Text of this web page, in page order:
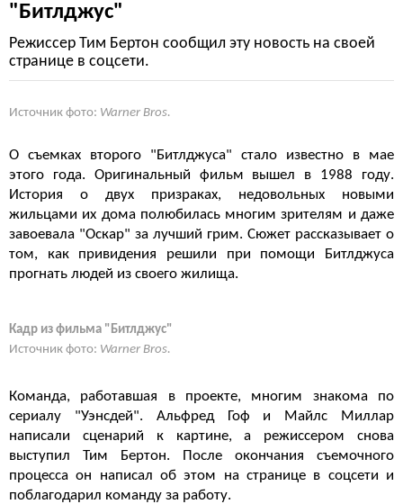
"Битлджус"
Режиссер Тим Бертон сообщил эту новость на своей
странице в соцсети.
Источник фото: Warner Bros.
О съемках второго "Битлджуса" стало известно в мае
этого года. Оригинальный фильм вышел в 1988 году.
История о двух призраках, недовольных новыми
жильцами их дома полюбилась многим зрителям и даже
завоевала "Оскар" за лучший грим. Сюжет рассказывает о
том, как привидения решили при помощи Битлджуса
прогнать людей из своего жилища.
Кадр из фильма "Битлджус"
Источник фото: Warner Bros.
Команда, работавшая в проекте, многим знакома по
сериалу "Уэнсдей". Альфред Гоф и Майлс Миллар
написали сценарий к картине, а режиссером снова
выступил Тим Бертон. После окончания съемочного
процесса он написал об этом на странице в соцсети и
поблагодарил команду за работу.